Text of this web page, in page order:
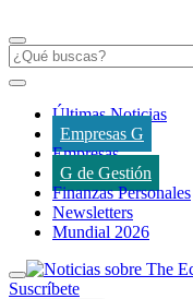
Últimas Noticias
Empresas G
Empresas
G de Gestión
Finanzas Personales
Newsletters
Mundial 2026
Suscríbete